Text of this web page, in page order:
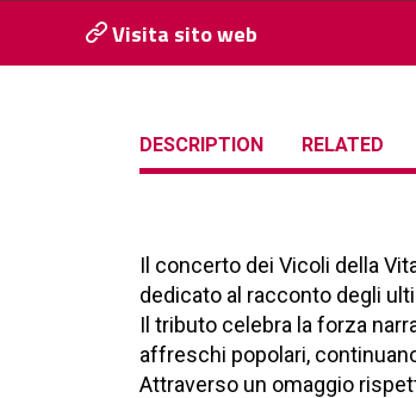
Visita sito web
DESCRIPTION RELATED
Il concerto dei Vicoli della
dedicato al racconto degli
Il tributo celebra la forza
affreschi popolari,
Attraverso un omaggio